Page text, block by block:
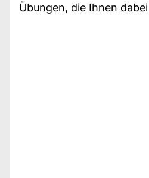
Übungen, die Ihnen